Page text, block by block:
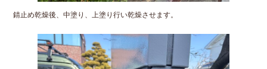
錆止め乾燥後、中塗り、上塗り行い乾燥させます。